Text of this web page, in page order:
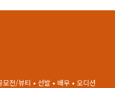
모전/뷰티 • 선발 • 배우 • 오디션